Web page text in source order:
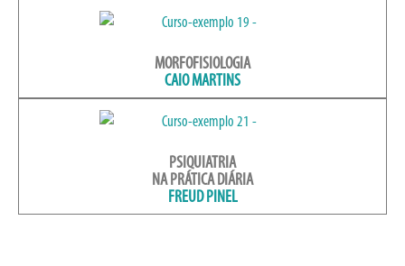
MORFOFISIOLOGIA
CAIO MARTINS
PSIQUIATRIA
NA PRÁTICA DIÁRIA
FREUD PINEL